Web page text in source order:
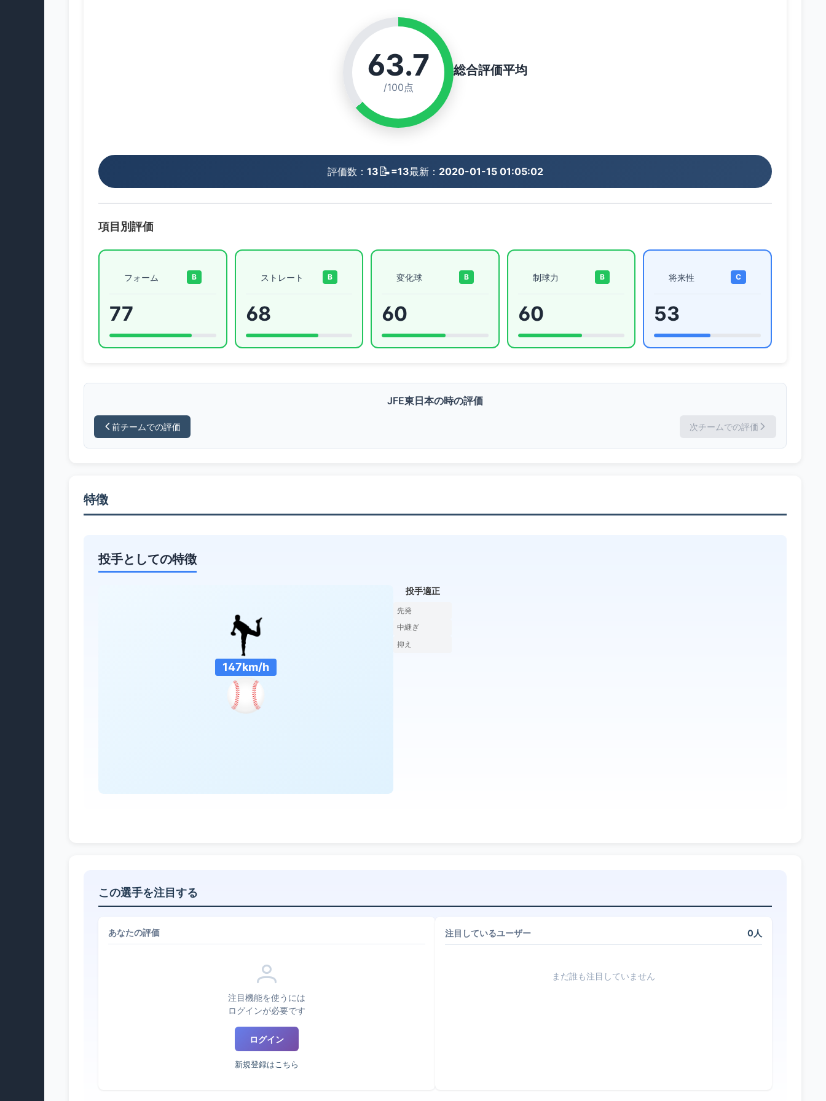
63.7
/100点
総合評価平均
評価数： 13📝=13最新： 2020-01-15 01:05:02
項目別評価
フォーム B
77
ストレート B
68
変化球 B
60
制球力 B
60
将来性 C
53
JFE東日本の時の評価
前チームでの評価 次チームでの評価
特徴
投手としての特徴
147km/h
投手適正
先発
中継ぎ
抑え
この選手を注目する
あなたの評価
注目機能を使うには
ログインが必要です
ログイン
新規登録はこちら
注目しているユーザー 0人
まだ誰も注目していません